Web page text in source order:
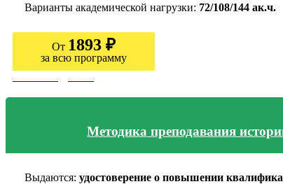
Варианты академической нагрузки: 72/108/144 ак.ч.
От 1893 ₽
за всю программу
Методика преподавания
Выдаются: удостоверение о повышении